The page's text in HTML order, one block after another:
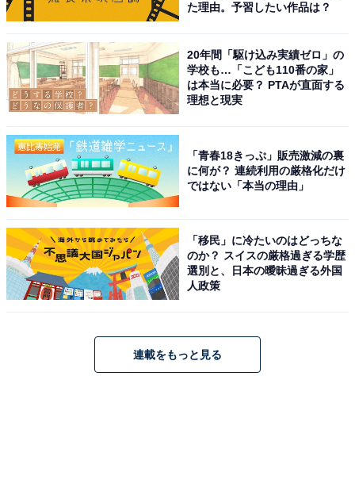
た理由。予習したい作品は？
20年間「駆け込み実績ゼロ」の
学校も…「こども110番の家」
は本当に必要？ PTAが直面する
理想と現実
「青春18きっぷ」販売激減の裏
に何が？ 連続利用の厳格化だけ
ではない「本当の理由」
「移民」に冷たいのはどっちな
のか？ スイスの厳格過ぎる学歴
選別と、日本の曖昧過ぎる外国
人政策
連載をもっと見る